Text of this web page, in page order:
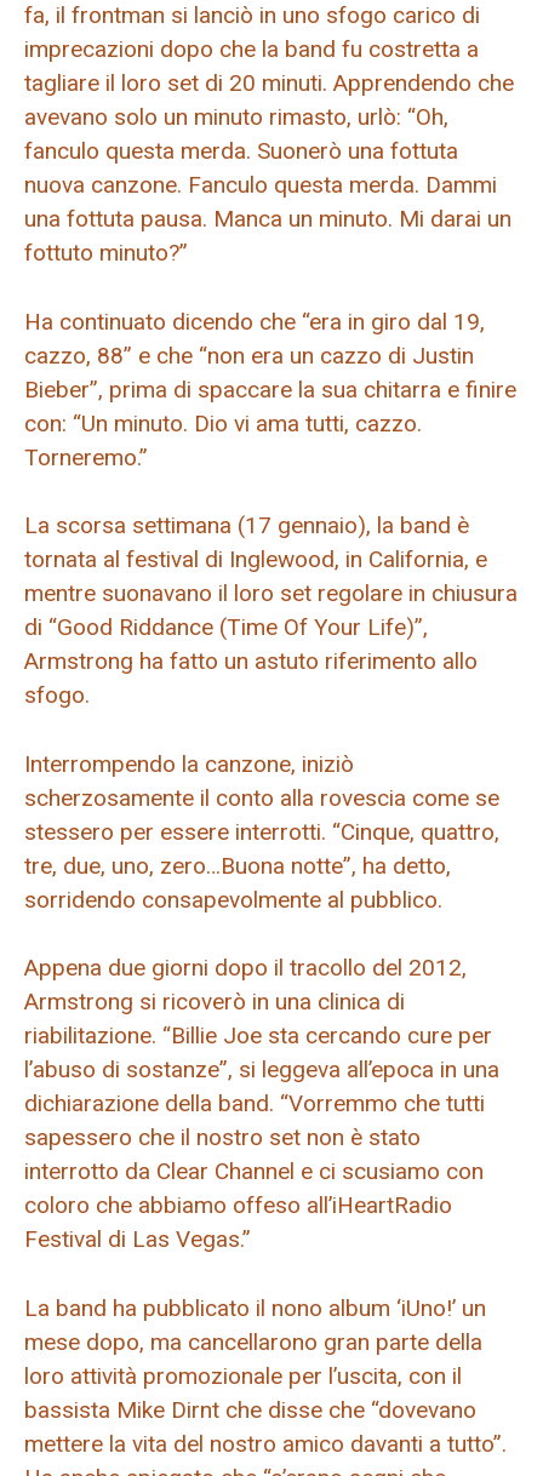
fa, il frontman si lanciò in uno sfogo carico di
imprecazioni dopo che la band fu costretta a
tagliare il loro set di 20 minuti. Apprendendo che
avevano solo un minuto rimasto, urlò: “Oh,
fanculo questa merda. Suonerò una fottuta
nuova canzone. Fanculo questa merda. Dammi
una fottuta pausa. Manca un minuto. Mi darai un
fottuto minuto?”
Ha continuato dicendo che “era in giro dal 19,
cazzo, 88” e che “non era un cazzo di Justin
Bieber”, prima di spaccare la sua chitarra e finire
con: “Un minuto. Dio vi ama tutti, cazzo.
Torneremo.”
La scorsa settimana (17 gennaio), la band è
tornata al festival di Inglewood, in California, e
mentre suonavano il loro set regolare in chiusura
di “Good Riddance (Time Of Your Life)”,
Armstrong ha fatto un astuto riferimento allo
sfogo.
Interrompendo la canzone, iniziò
scherzosamente il conto alla rovescia come se
stessero per essere interrotti. “Cinque, quattro,
tre, due, uno, zero…Buona notte”, ha detto,
sorridendo consapevolmente al pubblico.
Appena due giorni dopo il tracollo del 2012,
Armstrong si ricoverò in una clinica di
riabilitazione. “Billie Joe sta cercando cure per
l’abuso di sostanze”, si leggeva all’epoca in una
dichiarazione della band. “Vorremmo che tutti
sapessero che il nostro set non è stato
interrotto da Clear Channel e ci scusiamo con
coloro che abbiamo offeso all’iHeartRadio
Festival di Las Vegas.”
La band ha pubblicato il nono album ‘iUno!’ un
mese dopo, ma cancellarono gran parte della
loro attività promozionale per l’uscita, con il
bassista Mike Dirnt che disse che “dovevano
mettere la vita del nostro amico davanti a tutto”.